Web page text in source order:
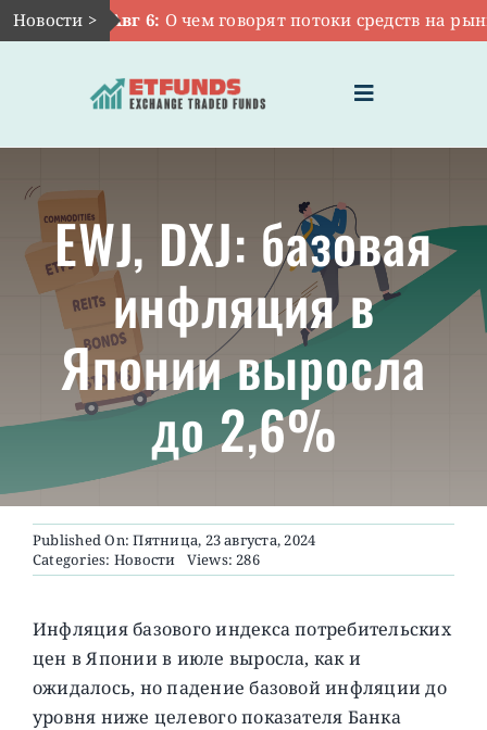
Skip
to
Новости >Авг 6:О чем говорят потоки средств на рынке
Toggle
Navigation
ГЛАВНАЯ
ЧТО ТАКОЕ ETF
ИНВЕСТИЦИИ В ETF
ТЕМАТИЧЕСКИЕ ETF
АКТУАЛЬНЫЕ
О ПРОЕКТЕ
EWJ, DXJ: базовая
инфляция в
Японии выросла
до 2,6%
Published On: Пятница, 23 августа, 2024
Categories: Новости Views: 286
Инфляция базового индекса потребительских
цен в Японии в июле выросла, как и
ожидалось, но падение базовой инфляции до
уровня ниже целевого показателя Банка